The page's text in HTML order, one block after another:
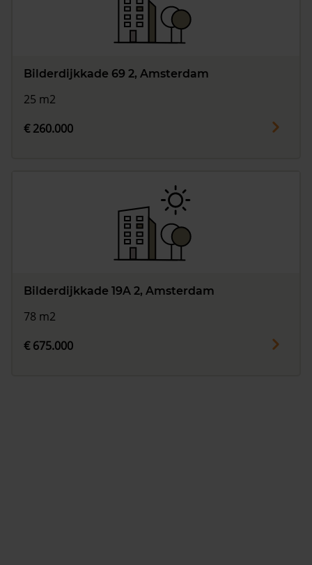
Bilderdijkkade 69 2, Amsterdam
25 m2
€ 260.000
Bilderdijkkade 19A 2, Amsterdam
78 m2
€ 675.000